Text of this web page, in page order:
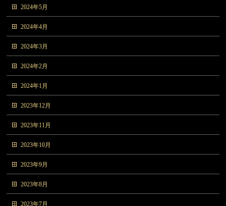
2024年5月
2024年4月
2024年3月
2024年2月
2024年1月
2023年12月
2023年11月
2023年10月
2023年9月
2023年8月
2023年7月